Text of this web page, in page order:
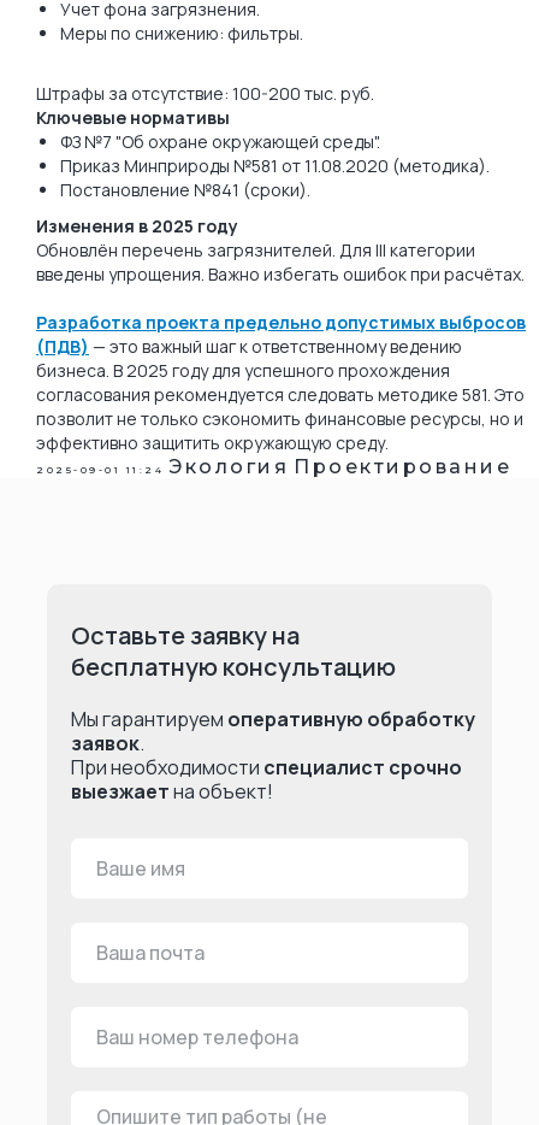
Учет фона загрязнения.
Меры по снижению: фильтры.
Штрафы за отсутствие: 100-200 тыс. руб.
Ключевые нормативы
ФЗ №7 "Об охране окружающей среды".
Приказ Минприроды №581 от 11.08.2020 (методика).
Постановление №841 (сроки).
Изменения в 2025 году
Обновлён перечень загрязнителей. Для III категории
введены упрощения. Важно избегать ошибок при расчётах.
Разработка проекта предельно допустимых выбросов
(ПДВ) — это важный шаг к ответственному ведению
бизнеса. В 2025 году для успешного прохождения
согласования рекомендуется следовать методике 581. Это
позволит не только сэкономить финансовые ресурсы, но и
эффективно защитить окружающую среду.
2025-09-01 11:24 Экология Проектирование
Оставьте заявку на
бесплатную консультацию
Мы гарантируем оперативную обработку
заявок.
При необходимости специалист срочно
выезжаетна объект!